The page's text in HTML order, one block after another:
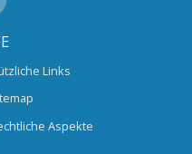
Links
Aspekte